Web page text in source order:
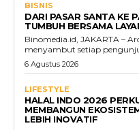
BISNIS
DARI PASAR SANTA KE
TUMBUH BERSAMA
Binomedia.id, JAKARTA –
menyambut setiap
6 Agustus 2026
LIFESTYLE
HALAL INDO 2026
MEMBANGUN
LEBIH INOVATIF